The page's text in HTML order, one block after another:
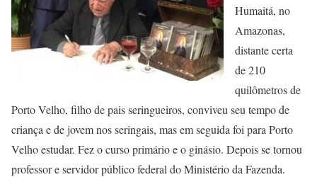
Humaitá, no
Amazonas,
distante certa
de 210
quilômetros de
Porto Velho, filho de pais seringueiros, conviveu seu tempo de
criança e de jovem nos seringais, mas em seguida foi para Porto
Velho estudar. Fez o curso primário e o ginásio. Depois se tornou
professor e servidor público federal do Ministério da Fazenda.